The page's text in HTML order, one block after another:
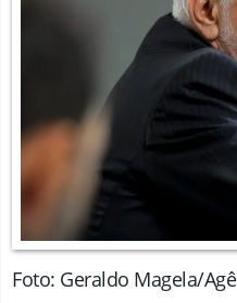
Foto: Geraldo Magela/